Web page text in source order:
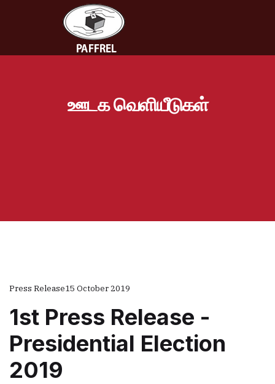
ஊடக வெளியீடுகள்
Press Release15 October 2019
1st Press Release -
Presidential Election
2019